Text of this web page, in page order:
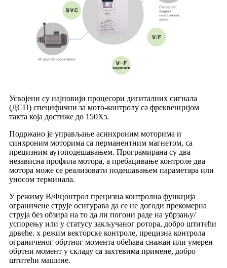
Усвојени су најновији процесори дигиталних сигнала
(ДСП) специфични за мото-контролу са фреквенцијом
такта која достиже до 150Хз.
Подржано је управљање асинхроним моторима и
синхроним моторима са перманентним магнетом, са
прецизним аутоподешавањем. Програмирана су два
независна профила мотора, а пребацивање контроле два
мотора може се реализовати подешавањем параметара или
уносом терминала.
У режиму В/Фцонтрол прецизна контролна функција
ограничене струје осигурава да се не догоди прекомерна
струја без обзира на то да ли погони раде на убрзању/
успорењу или у статусу закључаног ротора, добро штитећи
дрвеће. х режим векторске контроле, прецизна контрола
ограниченог обртног момента обећава снажан или умерен
обртни момент у складу са захтевима примене, добро
штитећи машине.